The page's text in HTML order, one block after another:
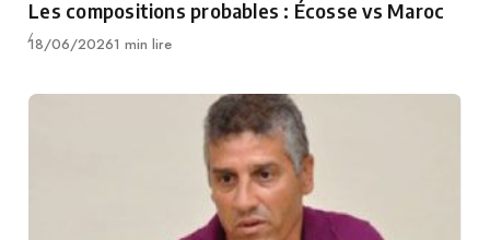
Les compositions probables : Écosse vs Maroc
Publié
18/06/20261 min lire